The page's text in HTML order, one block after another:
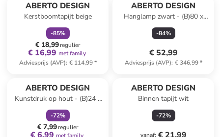
ABERTO DESIGN
Kerstboomtapijt beige
-85%
€ 18,99regulier
€ 16,99 met family
Adviesprijs (AVP): € 114,99*
ABERTO DESIGN
Hanglamp zwart - (B)80 x
(H)120 cm
-84%
€ 52,99
Adviesprijs (AVP): € 346,99*
ABERTO DESIGN
Kunstdruk op hout - (B)24 x
(H)29 cm
-72%
€ 7,99regulier
ABERTO DESIGN
Binnen tapijt wit
-72%
vanaf: